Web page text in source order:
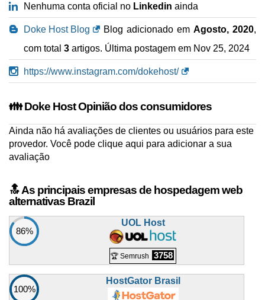
Nenhuma conta oficial no Linkedin ainda
Doke Host Blog Blog adicionado em Agosto, 2020,
com total 3 artigos. Última postagem em Nov 25, 2024
https://www.instagram.com/dokehost/
👪 Doke Host Opinião dos consumidores
Ainda não há avaliações de clientes ou usuários para este
provedor. Você pode clique aqui para adicionar a sua
avaliação
🔝 As principais empresas de hospedagem web
alternativas Brazil
86%
UOL Host
🏆 Semrush 3758
100%
HostGator Brasil